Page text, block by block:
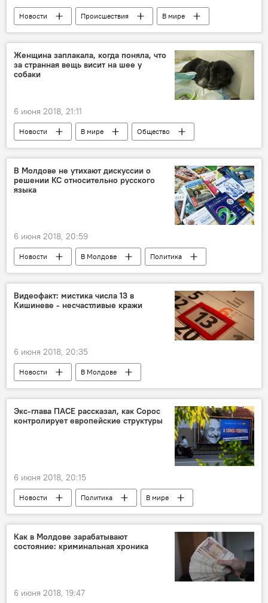
Новости Происшествия
В мире
Гватемала
спасатели
ребенок
извержение вулкана
Женщина заплакала, когда поняла, что
за странная вещь висит на шее у
собаки
6 июня 2018, 21:11
Новости В мире
Общество
Литва
жестокость собака
В Молдове не утихают дискуссии о
решении КС относительно русского
языка
6 июня 2018, 20:59
Новости В Молдове
Политика
Валентина Матвиенко
Игорь Додон
Конституционный суд
русский язык
итоги дня
Видеофакт: мистика числа 13 в
Кишиневе - несчастливые кражи
6 июня 2018, 20:35
Новости
В Молдове
Происшествия
Кишинев
суд
транспорт
полиция
задержание
следствие
штраф
кража
кошелек
Экс-глава ПАСЕ рассказал, как Сорос
контролирует европейские структуры
6 июня 2018, 20:15
Новости Политика
В мире
Аналитика
Педро Аграмунт
Джордж Сорос
скандал
Европа
Как в Молдове зарабатывают
состояние: криминальная хроника
6 июня 2018, 19:47